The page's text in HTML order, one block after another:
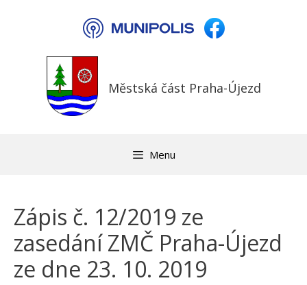
Městská část Praha-Újezd
Menu
Zápis č. 12/2019 ze
zasedání ZMČ Praha-Újezd
ze dne 23. 10. 2019